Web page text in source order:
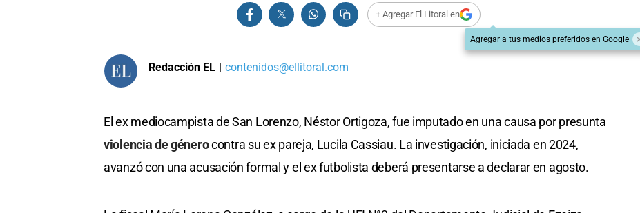
+ Agregar El Litoral en
Agregar a tus medios preferidos en Google
Redacción EL | contenidos@ellitoral.com
El ex mediocampista de San Lorenzo, Néstor Ortigoza, fue imputado en una causa por presunta
violencia de génerocontra su ex pareja, Lucila Cassiau. La investigación, iniciada en 2024,
avanzó con una acusación formal y el ex futbolista deberá presentarse a declarar en agosto.